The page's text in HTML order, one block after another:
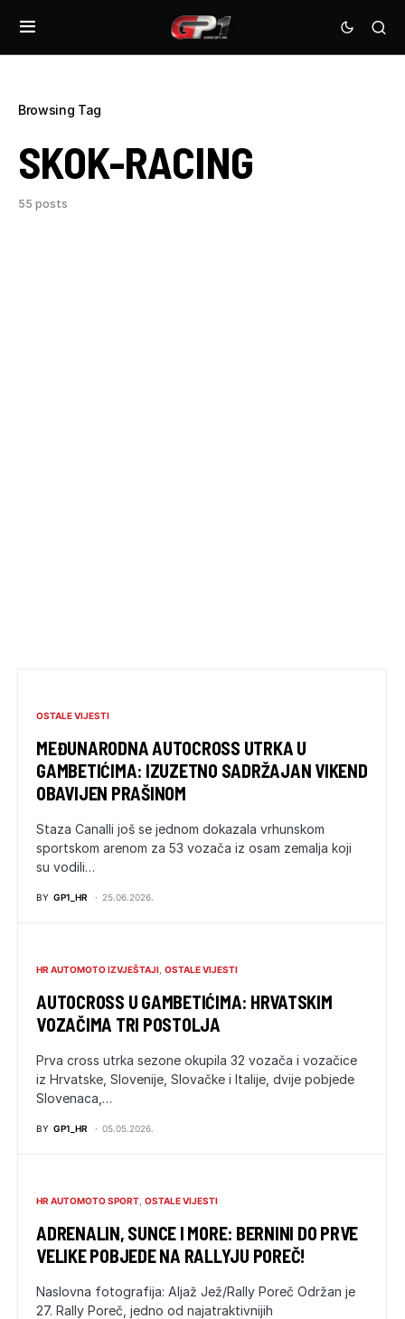
Browsing Tag
SKOK-RACING
55 posts
OSTALE VIJESTI
MEĐUNARODNA AUTOCROSS UTRKA U
GAMBETIĆIMA: IZUZETNO SADRŽAJAN VIKEND
OBAVIJEN PRAŠINOM
Staza Canalli još se jednom dokazala vrhunskom
sportskom arenom za 53 vozača iz osam zemalja koji
su vodili…
BY GP1_HR 25.06.2026.
HR AUTOMOTO IZVJEŠTAJI OSTALE VIJESTI
AUTOCROSS U GAMBETIĆIMA: HRVATSKIM
VOZAČIMA TRI POSTOLJA
Prva cross utrka sezone okupila 32 vozača i vozačice
iz Hrvatske, Slovenije, Slovačke i Italije, dvije pobjede
Slovenaca,…
BY GP1_HR 05.05.2026.
HR AUTOMOTO SPORT OSTALE VIJESTI
ADRENALIN, SUNCE I MORE: BERNINI DO PRVE
VELIKE POBJEDE NA RALLYJU POREČ!
Naslovna fotografija: Aljaž Jež/Rally Poreč Održan je
27. Rally Poreč, jedno od najatraktivnijih